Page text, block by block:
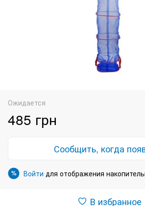
Ожидается
485 грн
Сообщить, когда
% Войти для отображения
В избранное